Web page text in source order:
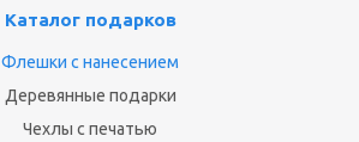
Каталог подарков
Флешки с нанесением
Деревянные подарки
Чехлы с печатью